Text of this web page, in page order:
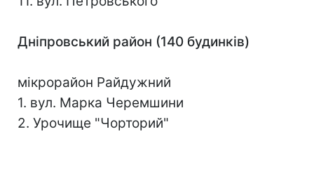
Дніпровський район (140 будинків)
мікрорайон Райдужний
1. вул. Марка Черемшини
2. Урочище "Чорторий"